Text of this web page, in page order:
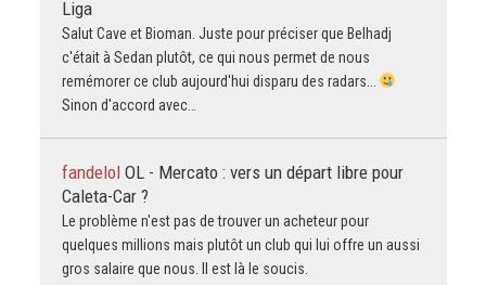
Liga
Salut Cave et Bioman. Juste pour préciser que Belhadj
c'était à Sedan plutôt, ce qui nous permet de nous
remémorer ce club aujourd'hui disparu des radars...
Sinon d'accord avec…
fandelol OL - Mercato : vers un départ libre pour
Caleta-Car ?
Le problème n'est pas de trouver un acheteur pour
quelques millions mais plutôt un club qui lui offre un aussi
gros salaire que nous. Il est là le soucis.